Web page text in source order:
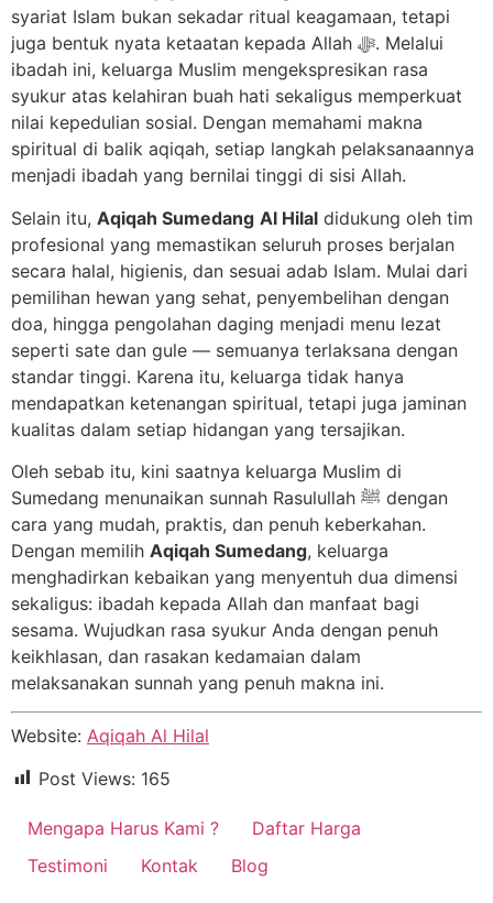
syariat Islam bukan sekadar ritual keagamaan, tetapi
juga bentuk nyata ketaatan kepada Allah ﷻ. Melalui
ibadah ini, keluarga Muslim mengekspresikan rasa
syukur atas kelahiran buah hati sekaligus memperkuat
nilai kepedulian sosial. Dengan memahami makna
spiritual di balik aqiqah, setiap langkah pelaksanaannya
menjadi ibadah yang bernilai tinggi di sisi Allah.
Selain itu, Aqiqah Sumedang Al Hilal didukung oleh tim
profesional yang memastikan seluruh proses berjalan
secara halal, higienis, dan sesuai adab Islam. Mulai dari
pemilihan hewan yang sehat, penyembelihan dengan
doa, hingga pengolahan daging menjadi menu lezat
seperti sate dan gule — semuanya terlaksana dengan
standar tinggi. Karena itu, keluarga tidak hanya
mendapatkan ketenangan spiritual, tetapi juga jaminan
kualitas dalam setiap hidangan yang tersajikan.
Oleh sebab itu, kini saatnya keluarga Muslim di
Sumedang menunaikan sunnah Rasulullah ﷺ dengan
cara yang mudah, praktis, dan penuh keberkahan.
Dengan memilih Aqiqah Sumedang, keluarga
menghadirkan kebaikan yang menyentuh dua dimensi
sekaligus: ibadah kepada Allah dan manfaat bagi
sesama. Wujudkan rasa syukur Anda dengan penuh
keikhlasan, dan rasakan kedamaian dalam
melaksanakan sunnah yang penuh makna ini.
Website: Aqiqah Al Hilal
Post Views: 165
Mengapa Harus Kami ?
Daftar Harga
Testimoni
Kontak Blog